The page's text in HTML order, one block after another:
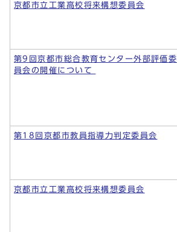
京都市立工業高校将来構想委員会
第9回京都市総合教育センター外部評価委
員会の開催について
第18回京都市教員指導力判定委員会
京都市立工業高校将来構想委員会